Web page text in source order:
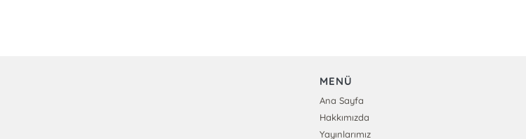
MENÜ
Ana Sayfa
Hakkımızda
Yayınlarımız